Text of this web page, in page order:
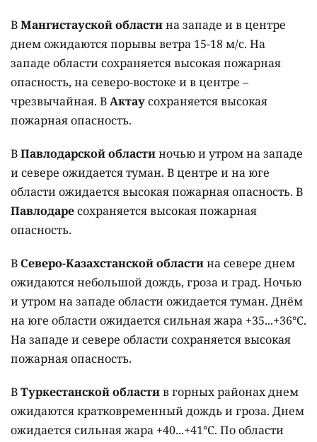
ВМангистауской областина западе и в центре
днем ожидаются порывы ветра 15-18 м/с. На
западе области сохраняется высокая пожарная
опасность, на северо-востоке и в центре –
чрезвычайная. ВАктаусохраняется высокая
пожарная опасность.
ВПавлодарской областиночью и утром на западе
и севере ожидается туман. В центре и на юге
области ожидается высокая пожарная опасность. В
Павлодаресохраняется высокая пожарная
опасность.
ВСеверо-Казахстанской областина севере днем
ожидаются небольшой дождь, гроза и град. Ночью
и утром на западе области ожидается туман. Днём
на юге области ожидается сильная жара +35...+36°C.
На западе и севере области сохраняется высокая
пожарная опасность.
ВТуркестанской областив горных районах днем
ожидаются кратковременный дождь и гроза. Днем
ожидается сильная жара +40...+41°C. По области